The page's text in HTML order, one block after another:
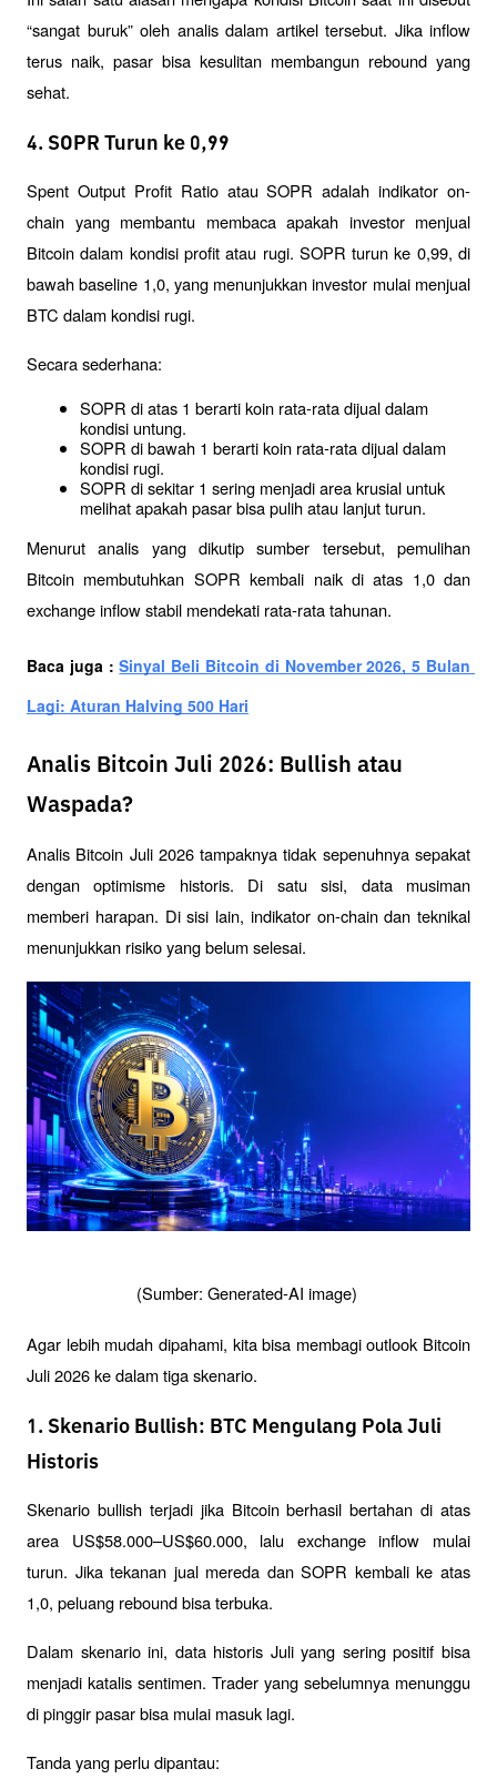
“sangat buruk” oleh analis dalam artikel tersebut. Jika inflow
terus naik, pasar bisa kesulitan membangun rebound yang
sehat.
4. SOPR Turun ke 0,99
Spent Output Profit Ratio atau SOPR adalah indikator on-
chain yang membantu membaca apakah investor menjual
Bitcoin dalam kondisi profit atau rugi. SOPR turun ke 0,99, di
bawah baseline 1,0, yang menunjukkan investor mulai menjual
BTC dalam kondisi rugi.
Secara sederhana:
SOPR di atas 1 berarti koin rata-rata dijual dalam
kondisi untung.
SOPR di bawah 1 berarti koin rata-rata dijual dalam
kondisi rugi.
SOPR di sekitar 1 sering menjadi area krusial untuk
melihat apakah pasar bisa pulih atau lanjut turun.
Menurut analis yang dikutip sumber tersebut, pemulihan
Bitcoin membutuhkan SOPR kembali naik di atas 1,0 dan
exchange inflow stabil mendekati rata-rata tahunan.
Baca juga : Sinyal Beli Bitcoin di November 2026, 5 Bulan
Lagi: Aturan Halving 500 Hari
Analis Bitcoin Juli 2026: Bullish atau
Waspada?
Analis Bitcoin Juli 2026 tampaknya tidak sepenuhnya sepakat
dengan optimisme historis. Di satu sisi, data musiman
memberi harapan. Di sisi lain, indikator on-chain dan teknikal
menunjukkan risiko yang belum selesai.
(Sumber: Generated-AI image)
Agar lebih mudah dipahami, kita bisa membagi outlook Bitcoin
Juli 2026 ke dalam tiga skenario.
1. Skenario Bullish: BTC Mengulang Pola Juli
Historis
Skenario bullish terjadi jika Bitcoin berhasil bertahan di atas
area US$58.000–US$60.000, lalu exchange inflow mulai
turun. Jika tekanan jual mereda dan SOPR kembali ke atas
1,0, peluang rebound bisa terbuka.
Dalam skenario ini, data historis Juli yang sering positif bisa
menjadi katalis sentimen. Trader yang sebelumnya menunggu
di pinggir pasar bisa mulai masuk lagi.
Tanda yang perlu dipantau: